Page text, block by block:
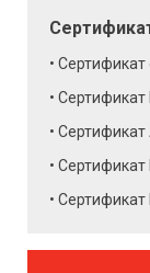
Сертификат
Сертификат
Сертификат
Сертификат
Сертификат